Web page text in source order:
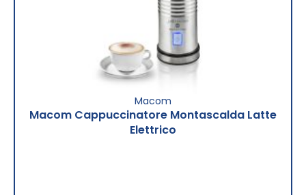
Macom
Macom Cappuccinatore Montascalda Latte
Elettrico